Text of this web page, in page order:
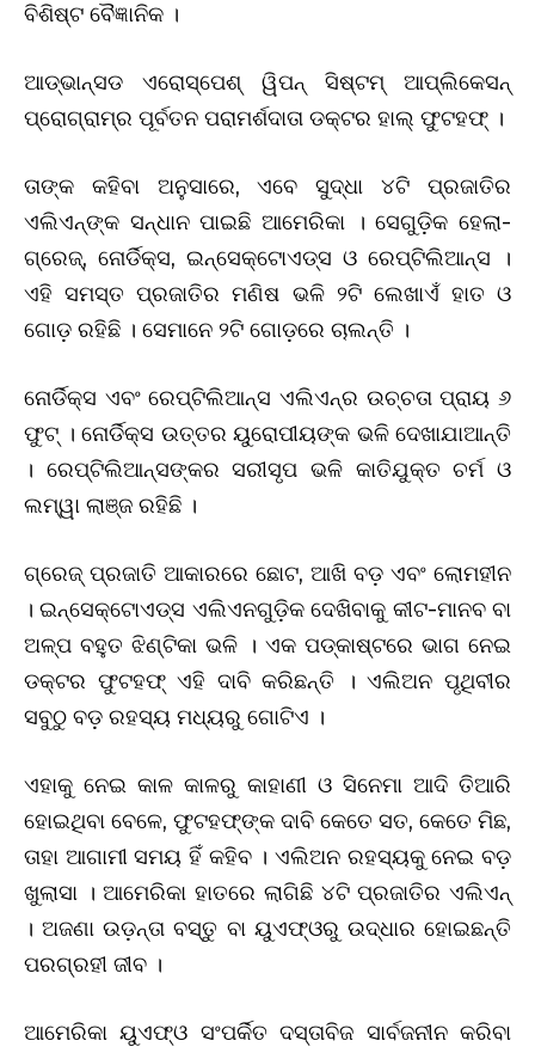
ବିଶିଷ୍ଟ ବୈଜ୍ଞାନିକ ।
ଆଡ୍‌ଭାନ୍ସଡ ଏରୋସ୍ପେଶ୍ ୱିପନ୍ ସିଷ୍ଟମ୍ ଆପ୍ଲିକେସନ୍‌
ପ୍ରୋଗ୍ରାମ୍‌ର ପୂର୍ବତନ ପରାମର୍ଶଦାତା ଡକ୍ଟର ହାଲ୍‌ ଫୁଟହଫ୍ ।
ତାଙ୍କ କହିବା ଅନୁସାରେ, ଏବେ ସୁଦ୍ଧା ୪ଟି ପ୍ରଜାତିର
ଏଲିଏନ୍‌ଙ୍କ ସନ୍ଧାନ ପାଇଛି ଆମେରିକା । ସେଗୁଡ଼ିକ ହେଲା-
ଗ୍ରେଜ୍‌, ନୋର୍ଡିକ୍ସ, ଇନ୍‌ସେକ୍ଟୋଏଡ୍‌ସ ଓ ରେପ୍ଟିଲିଆନ୍‌ସ ।
ଏହି ସମସ୍ତ ପ୍ରଜାତିର ମଣିଷ ଭଳି ୨ଟି ଲେଖାଏଁ ହାତ ଓ
ଗୋଡ଼ ରହିଛି । ସେମାନେ ୨ଟି ଗୋଡ଼ରେ ଚାଲନ୍ତି ।
ନୋର୍ଡିକ୍ସ ଏବଂ ରେପ୍ଟିଲିଆନ୍ସ ଏଲିଏନ୍‌ର ଉଚ୍ଚତା ପ୍ରାୟ ୬
ଫୁଟ୍ । ନୋର୍ଡିକ୍ସ ଉତ୍ତର ୟୁରୋପୀୟଙ୍କ ଭଳି ଦେଖାଯାଆନ୍ତି
। ରେପ୍ଟିଲିଆନ୍‌ସଙ୍କର ସରୀସୃପ ଭଳି କାତିଯୁକ୍ତ ଚର୍ମ ଓ
ଲମ୍ୱା ଲାଞ୍ଜ ରହିଛି ।
ଗ୍ରେଜ୍‌ ପ୍ରଜାତି ଆକାରରେ ଛୋଟ, ଆଖି ବଡ଼ ଏବଂ ଲୋମହୀନ
। ଇନ୍‌ସେକ୍ଟୋଏଡ୍‌ସ ଏଲିଏନଗୁଡ଼ିକ ଦେଖିବାକୁ କୀଟ-ମାନବ ବା
ଅଳ୍ପ ବହୁତ ଝିଣ୍ଟିକା ଭଳି । ଏକ ପଡ୍‌କାଷ୍ଟରେ ଭାଗ ନେଇ
ଡକ୍ଟର ଫୁଟହଫ୍‌ ଏହି ଦାବି କରିଛନ୍ତି । ଏଲିଅନ ପୃଥିବୀର
ସବୁଠୁ ବଡ଼ ରହସ୍ୟ ମଧ୍ୟରୁ ଗୋଟିଏ ।
ଏହାକୁ ନେଇ କାଳ କାଳରୁ କାହାଣୀ ଓ ସିନେମା ଆଦି ତିଆରି
ହୋଇଥିବା ବେଳେ, ଫୁଟହଫ୍‌ଙ୍କ ଦାବି କେତେ ସତ, କେତେ ମିଛ,
ତାହା ଆଗାମୀ ସମୟ ହିଁ କହିବ । ଏଲିଅନ ରହସ୍ୟକୁ ନେଇ ବଡ଼
ଖୁଲାସା । ଆମେରିକା ହାତରେ ଲାଗିଛି ୪ଟି ପ୍ରଜାତିର ଏଲିଏନ୍
। ଅଜଣା ଉଡ଼ନ୍ତା ବସ୍ତୁ ବା ୟୁଏଫ୍‌ଓରୁ ଉଦ୍ଧାର ହୋଇଛନ୍ତି
ପରଗ୍ରହୀ ଜୀବ ।
ଆମେରିକା ୟୁଏଫ୍‌ଓ ସଂପର୍କିତ ଦସ୍ତାବିଜ ସାର୍ବଜନୀନ କରିବା